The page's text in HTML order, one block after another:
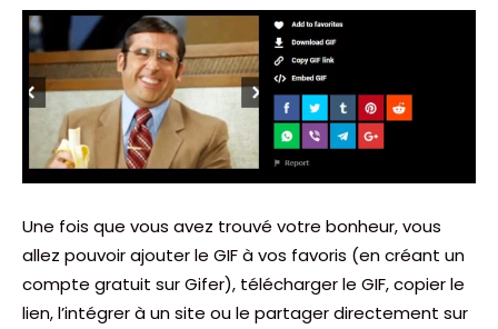
Une fois que vous avez trouvé votre bonheur, vous
allez pouvoir ajouter le GIF à vos favoris (en créant un
compte gratuit sur Gifer), télécharger le GIF, copier le
lien, l’intégrer à un site ou le partager directement sur